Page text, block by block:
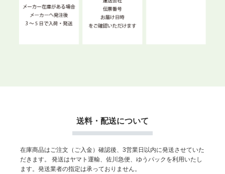
送料・配送について
在庫商品はご注文（ご入金）確認後、3営業日以内に発送させていた
だきます。
発送はヤマト運輸、佐川急便、ゆうパックを利用いたし
ます。発送業者の指定は承っておりません。